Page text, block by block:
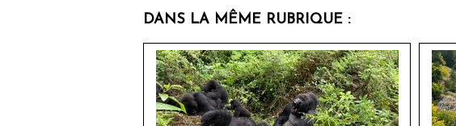
DANS LA MÊME RUBRIQUE :